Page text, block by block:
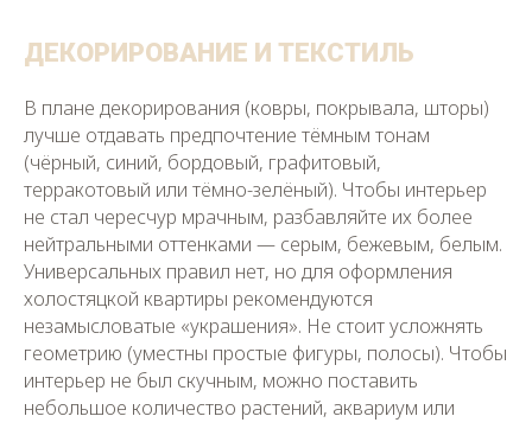
ДЕКОРИРОВАНИЕ И ТЕКСТИЛЬ
В плане декорирования (ковры, покрывала, шторы)
лучше отдавать предпочтение тёмным тонам
(чёрный, синий, бордовый, графитовый,
терракотовый или тёмно-зелёный). Чтобы интерьер
не стал чересчур мрачным, разбавляйте их более
нейтральными оттенками — серым, бежевым, белым.
Универсальных правил нет, но для оформления
холостяцкой квартиры рекомендуются
незамысловатые «украшения». Не стоит усложнять
геометрию (уместны простые фигуры, полосы). Чтобы
интерьер не был скучным, можно поставить
небольшое количество растений, аквариум или